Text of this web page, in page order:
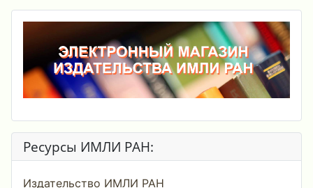
Ресурсы ИМЛИ РАН:
Издательство ИМЛИ РАН